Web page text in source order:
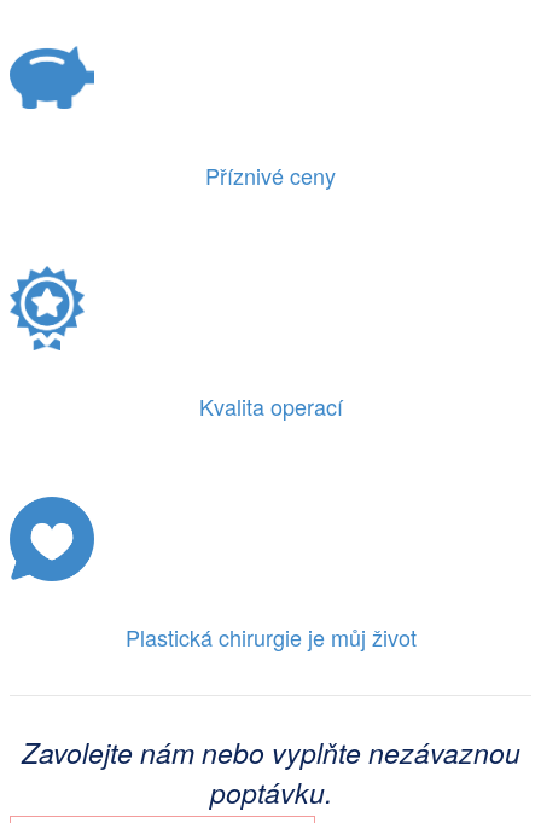
Příznivé ceny
Kvalita operací
Plastická chirurgie je můj život
Zavolejte nám nebo vyplňte nezávaznou
poptávku.